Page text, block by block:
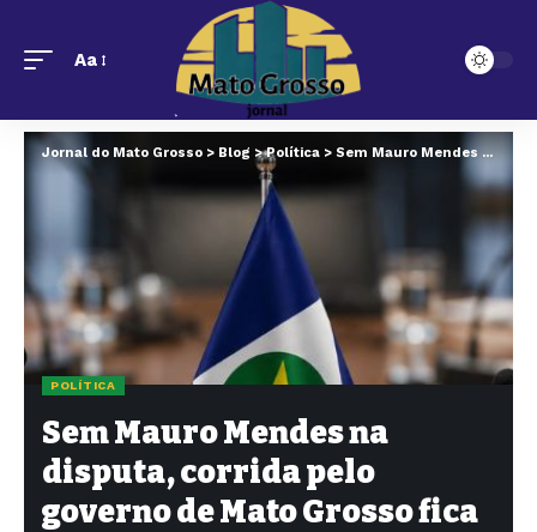
Aa
Jornal do Mato Grosso > Blog >Política > Sem Mauro Mendes na disputa, corrida pelo governo de Mato Grosso fica mais aberta para 2026
POLÍTICA
Sem Mauro Mendes na
disputa, corrida pelo
governo de Mato Grosso fica